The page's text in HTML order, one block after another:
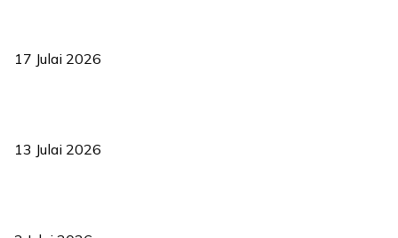
17 Julai 2026
13 Julai 2026